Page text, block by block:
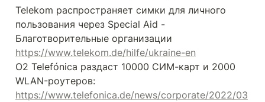
Telekom распространяет симки для личного
пользования через Special Aid -
https://www.telekom.de/hilfe/ukraine-en
O2 Telefónica раздаст 10000 СИМ-карт и 2000
https://www.telefonica.de/news/corporate/2022/03